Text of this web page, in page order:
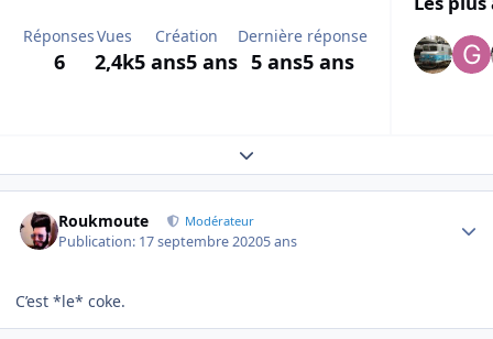
Réponses
6
Vues
2,4k
Création
5 ans5 ans
Dernière réponse
5 ans5 ans
Expand topic overview
Roukmoute Modérateur
Publication: 17 septembre 20205 ans
C’est *le* coke.